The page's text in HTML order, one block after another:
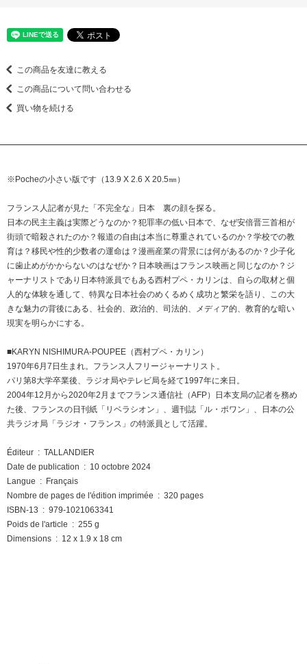
この商品を友達に教える
この商品について問い合わせる
買い物を続ける
※Pocheの小さい版です（13.9 X 2.6 X 20.5㎜）
フランス人記者が見た「不完全な」日本 裏の顔を探る。
日本の民主主義は実際どうなのか？犯罪率の低い日本で、なぜ安倍晋三首相が
街頭で暗殺されたのか？報道の自由は本当に尊重されているのか？学校での教
育は？移民や性的少数者の運命は？漫画産業の背景には何があるのか？少子化
に歯止めがかからないのはなぜか？日本映画はフランス映画と同じなのか？ジ
ャーナリストであり日本特派員でもある西村プペ・カリンは、自らの取材と個
人的な体験を通して、特異な日本社会のめくるめく成功と繁栄を語り、この大
きな魅力の背後にある、社会的、政治的、司法的、メディア的、教育的な暗い
現実を明らかにする。
■KARYN NISHIMURA-POUPEE（西村プペ・カリン）
1970年6月7日生まれ。フランス人フリージャーナリスト。
パリ第8大学卒業後、ラジオ局やテレビ局を経て1997年に来日。
2004年12月から2020年2月までフランス通信社（AFP）日本支局の記者を務め
た後、フランスの日刊紙「リベラシオン」、週刊誌「ル・ポワン」、日本の公
共ラジオ局「ラジオ・フランス」の特派員として活躍。
Éditeur ‏ : ‎ TALLANDIER
Date de publication ‏ : ‎ 10 octobre 2024
Langue ‏ : ‎ Français
Nombre de pages de l'édition imprimée ‏ : ‎ 320 pages
ISBN-13 ‏ : ‎ 979-1021063341
Poids de l'article ‏ : ‎ 255 g
Dimensions ‏ : ‎ 12 x 1.9 x 18 cm